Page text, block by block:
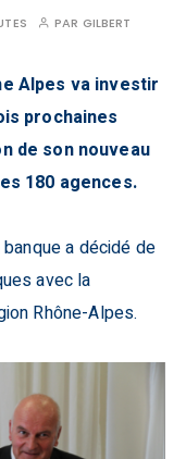
PAR GILBERT
Alpes va investir
prochaines
de son nouveau
180 agences.
a décidé de
avec la
Rhône-Alpes.